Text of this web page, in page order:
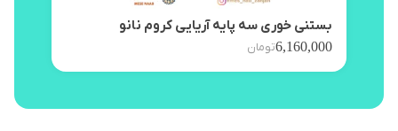
بستنی خوری سه پایه آریایی کروم نانو
6,160,000تومان